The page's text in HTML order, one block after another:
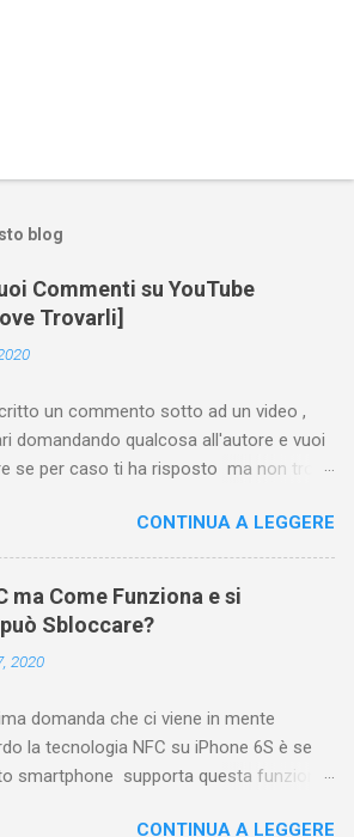
blog
Commenti su YouTube
Trovarli]
un commento sotto ad un video ,
domandando qualcosa all'autore e vuoi
se per caso ti ha risposto ma non trovi
voce del tipo " cronologia commenti
" o cose simili? Vuoi sapere come
sia se accedi dal tuo computer (PC/Mac)
tramite smartphone (Android o iPhone)
l'app ? In questa guida ti mostrerò dove
i propri commenti di YouTube , ossia
la risposta é positiva ma mi ci è
un bel po' di tempo prima di trovare
funzione di YouTube perché è anche
CONTINUA A LEGGERE
ma Come Funziona e si
Sbloccare?
2020
domanda che ci viene in mente
la tecnologia NFC su iPhone 6S è se
smartphone supporta questa funzione
CONTINUA A LEGGERE